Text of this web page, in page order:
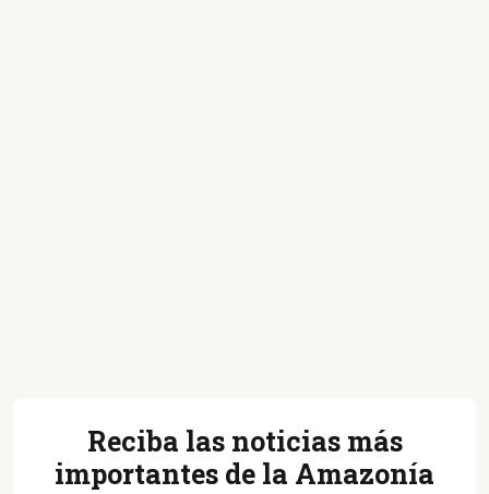
Reciba las noticias más
importantes de la Amazonía